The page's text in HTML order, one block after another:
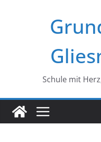
Schule mit